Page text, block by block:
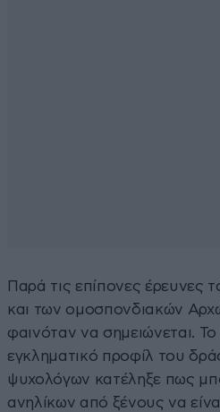
Παρά τις επίπονες έρευνες
και των ομοσπονδιακών
φαινόταν να σημειώνεται.
εγκληματικό προφίλ του
ψυχολόγων κατέληξε πως
ανηλίκων από ξένους να